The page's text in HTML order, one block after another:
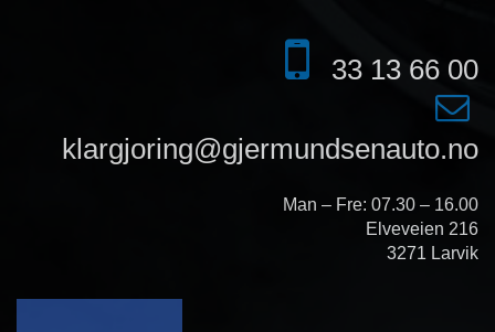
33 13 66 00
klargjoring@gjermundsenauto.no
Man – Fre: 07.30 – 16.00
Elveveien 216
3271 Larvik